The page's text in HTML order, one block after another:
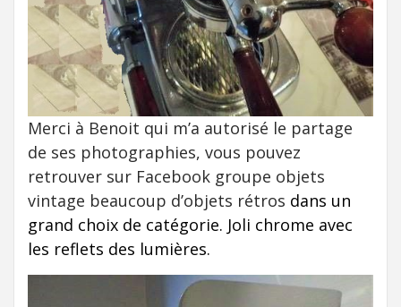
Merci à Benoit qui m’a autorisé le partage
de ses photographies, vous pouvez
retrouver sur Facebook groupe objets
vintage beaucoup d’objets rétros dans un
grand choix de catégorie. Joli chrome avec
les reflets des lumières.